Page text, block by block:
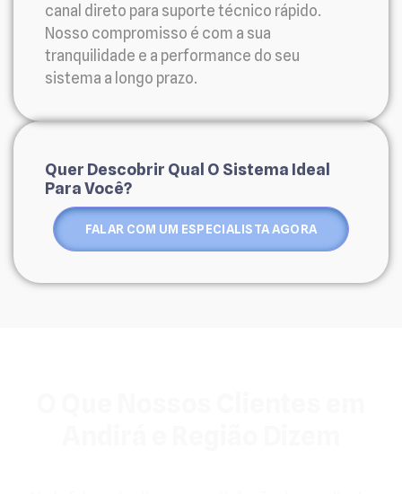
canal direto para suporte técnico rápido.
Nosso compromisso é com a sua
tranquilidade e a performance do seu
sistema a longo prazo.
Quer Descobrir Qual O Sistema Ideal
Para Você?
FALAR COM UM ESPECIALISTA AGORA